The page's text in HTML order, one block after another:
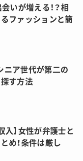
会いが増える！？相
ファッションと簡
ニア世代が第二の
す方法
入】女性が弁護士と
め！条件は厳し